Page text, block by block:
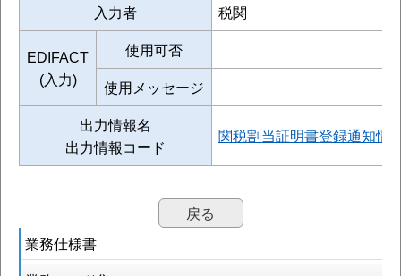
業務仕様書
入力者 税関
EDIFACT
(入力)
使用可否
使用メッセージ
出力情報名
出力情報コード
関税割当証明書登録通知情
戻る